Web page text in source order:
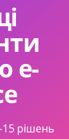
e-
15 рішень